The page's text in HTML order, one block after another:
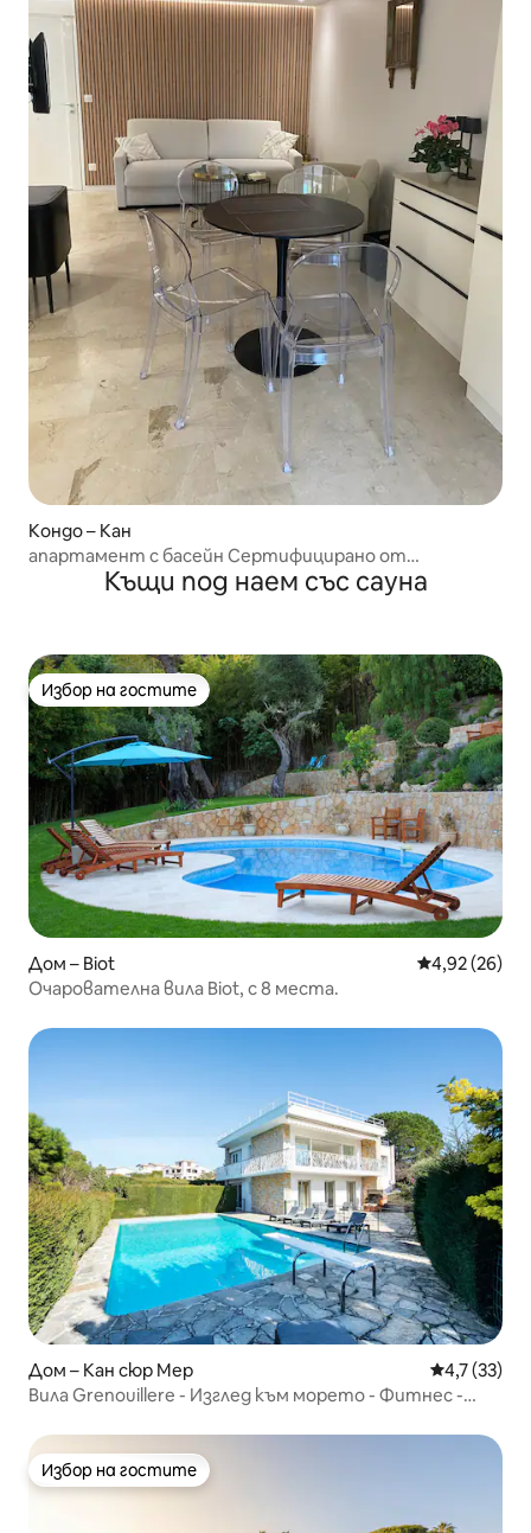
Кондо – Кан
апартамент с басейн Сертифицирано от
Министерство на туризма 25
Къщи под наем със сауна
Избор на гостите
Избор на гостите
Дом – Biot Средна
4,92 (26)
Очарователна вила Biot, с 8 места.
Дом – Кан сюр Мер Средна
4,7 (33)
Вила Grenouillere - Изглед към морето - Фитнес -
Избор на гостите
Избор на гостите